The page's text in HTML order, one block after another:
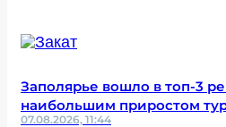
Заполярье вошло в топ-3
наибольшим приростом
07.08.2026, 11:44